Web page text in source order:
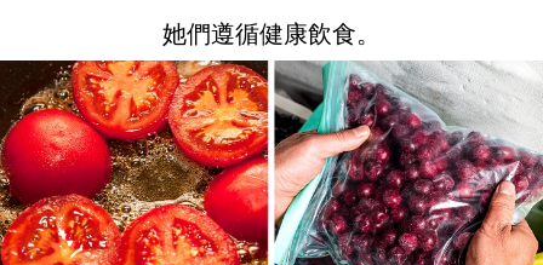
她們遵循健康飲食。